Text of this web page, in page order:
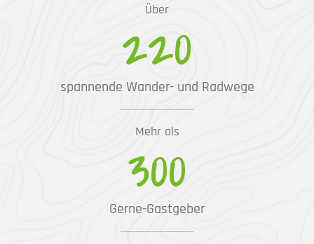
Über
220
spannende Wander- und Radwege
Mehr als
300
Gerne-Gastgeber